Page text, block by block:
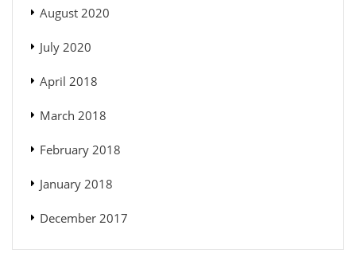
August 2020
July 2020
April 2018
March 2018
February 2018
January 2018
December 2017